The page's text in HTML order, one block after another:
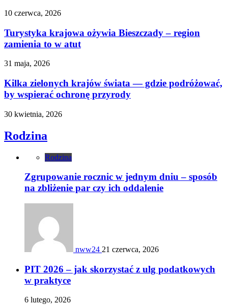
10 czerwca, 2026
Turystyka krajowa ożywia Bieszczady – region
zamienia to w atut
31 maja, 2026
Kilka zielonych krajów świata — gdzie podróżować,
by wspierać ochronę przyrody
30 kwietnia, 2026
Rodzina
Rodzina
Zgrupowanie rocznic w jednym dniu – sposób
na zbliżenie par czy ich oddalenie
nww24 21 czerwca, 2026
PIT 2026 – jak skorzystać z ulg podatkowych
w praktyce
6 lutego, 2026